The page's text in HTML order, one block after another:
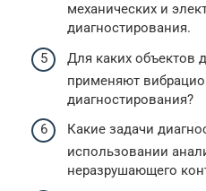
механических и
диагностирования.
Для каких объектов
применяют
диагностирования?
Какие задачи
использовании
неразрушающего